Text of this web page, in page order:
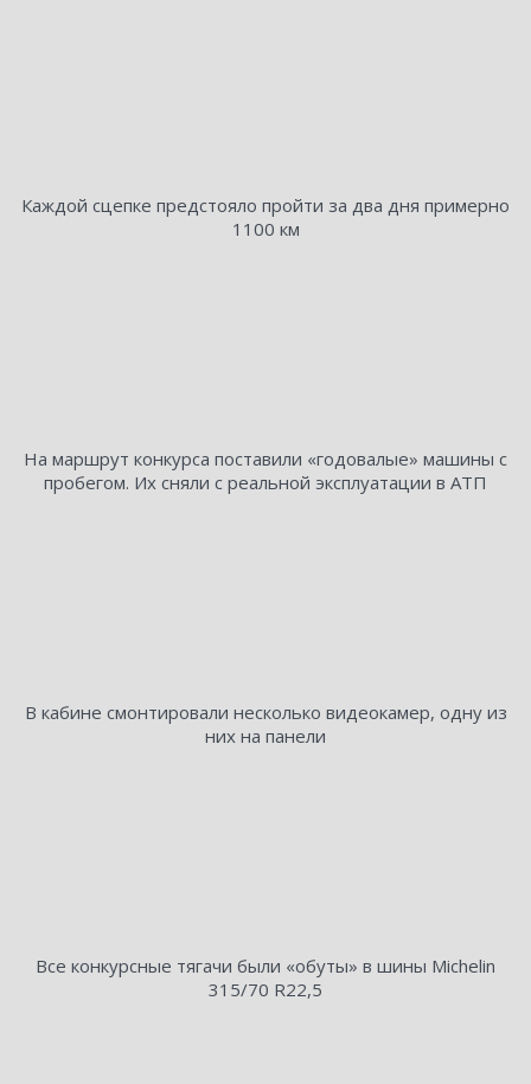
Каждой сцепке предстояло пройти за два дня примерно
1100 км
На маршрут конкурса поставили «годовалые» машины с
пробегом. Их сняли с реальной эксплуатации в АТП
В кабине смонтировали несколько видеокамер, одну из
них на панели
Все конкурсные тягачи были «обуты» в шины Michelin
315/70 R22,5